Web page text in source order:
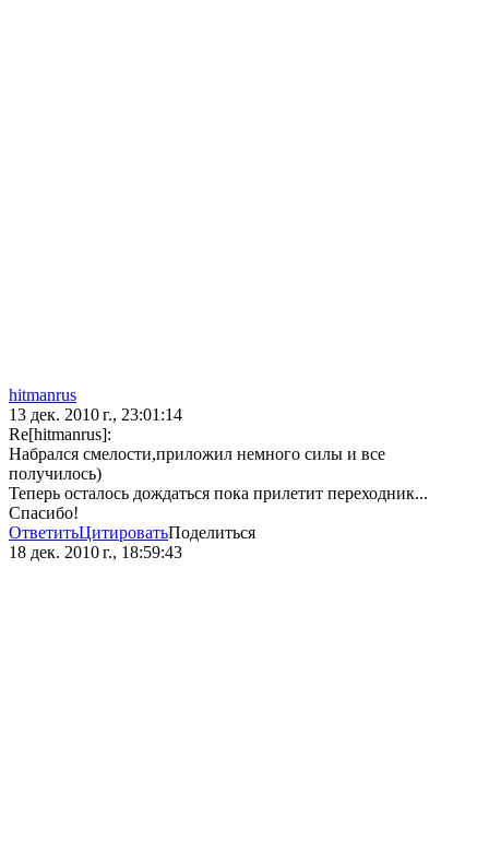
hitmanrus
13 дек. 2010 г., 23:01:14
Re[hitmanrus]:
Набрался смелости,приложил немного силы и все
получилось)
Теперь осталось дождаться пока прилетит переходник...
Спасибо!
ОтветитьЦитироватьПоделиться
18 дек. 2010 г., 18:59:43